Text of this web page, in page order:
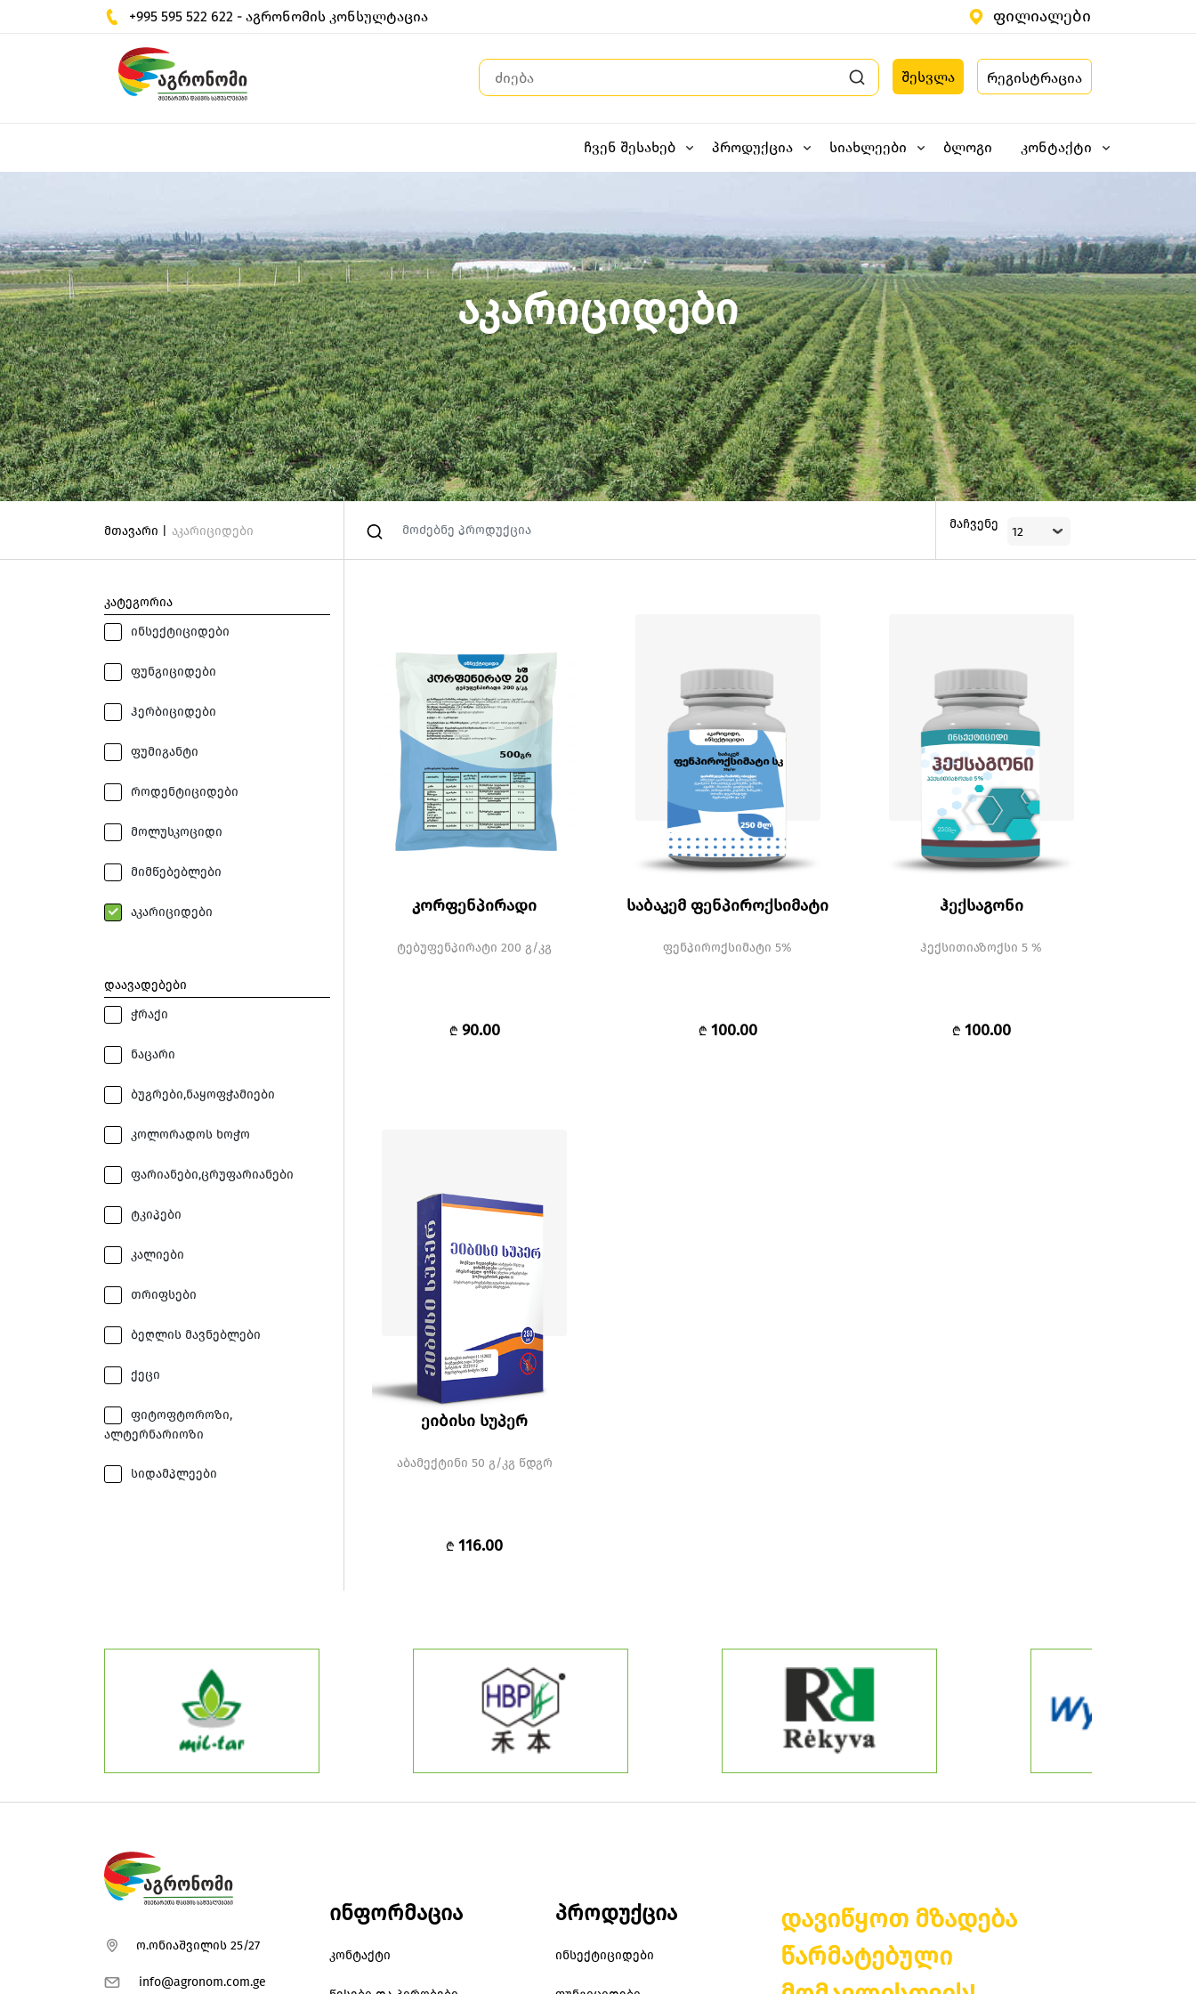
+995 595 522 622 - აგრონომის კონსულტაცია ფილიალები
შესვლა რეგისტრაცია
ჩვენ შესახებ პროდუქცია სიახლეები ბლოგი კონტაქტი
აკარიციდები
მთავარი | აკარიციდები მაჩვენე
კატეგორია
ინსექტიციდები
ფუნგიციდები
ჰერბიციდები
ფუმიგანტი
როდენტიციდები
მოლუსკოციდი
მიმწებებლები
აკარიციდები
დაავადებები
ჭრაქი
ნაცარი
ბუგრები,ნაყოფჭამიები
კოლორადოს ხოჭო
ფარიანები,ცრუფარიანები
ტკიპები
კალიები
თრიფსები
ბეღლის მავნებლები
ქეცი
ფიტოფტოროზი,
ალტერნარიოზი
სიდამპლეები
კორფენპირადი
ტებუფენპირატი 200 გ/კგ
₾ 90.00
საბაკემ ფენპიროქსიმატი
ფენპიროქსიმატი 5%
₾ 100.00
ჰექსაგონი
ჰექსითიაზოქსი 5 %
₾ 100.00
ეიბისი სუპერ
აბამექტინი 50 გ/კგ წდგრ
₾ 116.00
ო.ონიაშვილის 25/27
info@agronom.com.ge
ინფორმაცია
კონტაქტი
პროდუქცია
ინსექტიციდები
დავიწყოთ მზადება
წარმატებული